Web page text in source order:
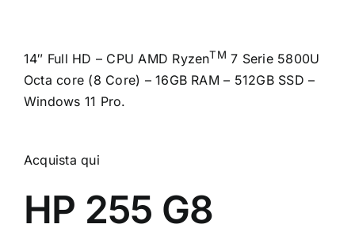
14″ Full HD – CPU AMD RyzenTM 7 Serie 5800U
Octa core (8 Core) – 16GB RAM – 512GB SSD –
Windows 11 Pro.
Acquista qui
HP 255 G8